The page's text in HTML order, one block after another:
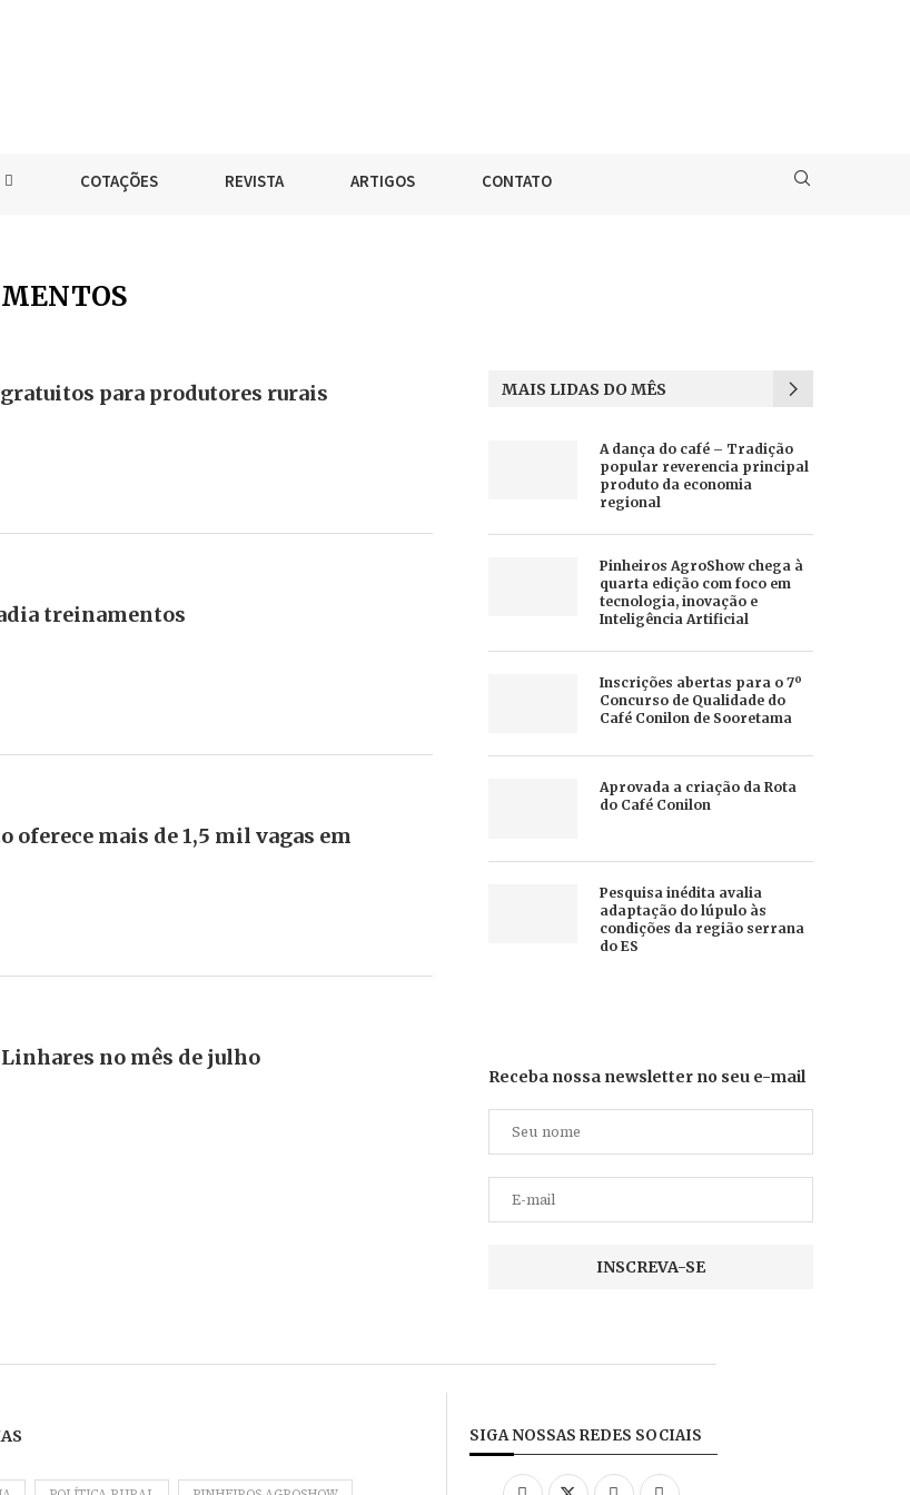
COTAÇÕES REVISTA ARTIGOS CONTATO
para produtores rurais
adia treinamentos
oferece mais de 1,5 mil vagas em
no mês de julho
MAIS LIDAS DO MÊS
A dança do café – Tradição
popular reverencia principal
produto da economia
regional
Pinheiros AgroShow chega à
quarta edição com foco em
tecnologia, inovação e
Inteligência Artificial
Inscrições abertas para o 7º
Concurso de Qualidade do
Café Conilon de Sooretama
Aprovada a criação da Rota
do Café Conilon
Pesquisa inédita avalia
adaptação do lúpulo às
condições da região serrana
do ES
Receba nossa newsletter no seu e-mail
SIGA NOSSAS REDES SOCIAIS